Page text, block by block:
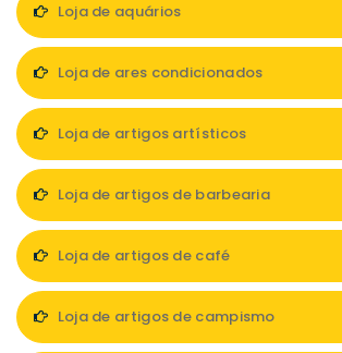
Loja de aquários
Loja de ares condicionados
Loja de artigos artísticos
Loja de artigos de barbearia
Loja de artigos de café
Loja de artigos de campismo